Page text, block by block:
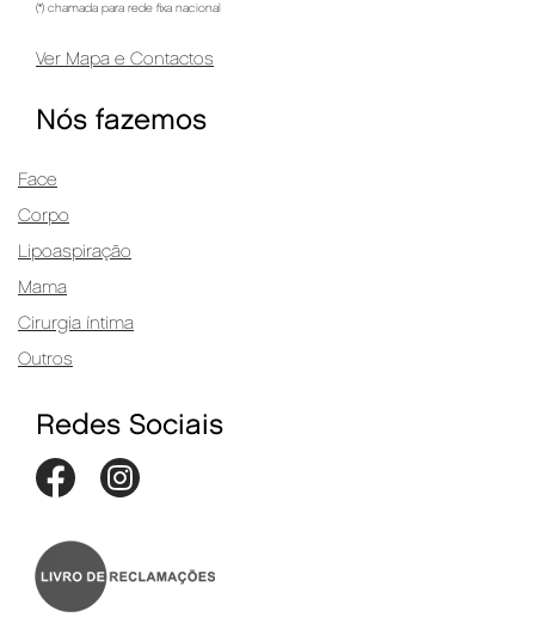
(*) chamada para rede fixa nacional
Ver Mapa e Contactos
Nós fazemos
Face
Corpo
Lipoaspiração
Mama
Cirurgia íntima
Outros
Redes Sociais